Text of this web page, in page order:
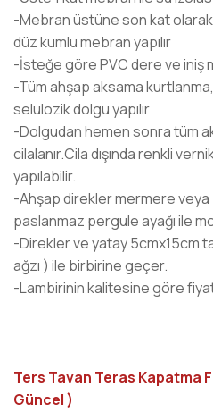
-Mebran üstüne son kat olarak
düz kumlu mebran yapılır
-İsteğe göre PVC dere ve iniş
-Tüm ahşap aksama
selulozik dolgu yapılır
-Dolgudan hemen sonra tüm
cilalanır.Cila dışında renkli
yapılabilir.
-Ahşap direkler mermere veya
paslanmaz pergule ayağı ile
-Direkler ve yatay 5cmx15cm
ağzı ) ile birbirine geçer.
-Lambirinin kalitesine göre
Ters Tavan Teras Kapatma
Güncel )